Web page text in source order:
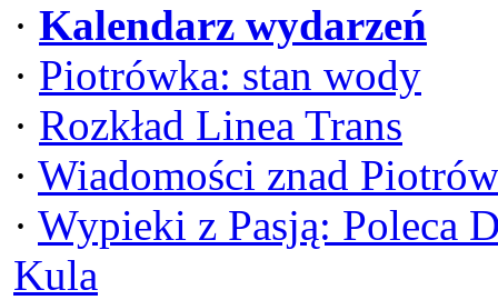
· Kalendarz wydarzeń
· Piotrówka: stan wody
· Rozkład Linea Trans
· Wiadomości znad
· Wypieki z Pasją: Poleca
Kula